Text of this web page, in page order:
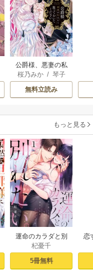
公爵様、悪妻の私
はもう放っておい
てください
桜乃みか/ 琴子
無料立読み
もっと見る
運命のカラダと別
れたい。～思い出
したくなかった、
元カレとのズブズ
杞憂千
5冊無料
恋